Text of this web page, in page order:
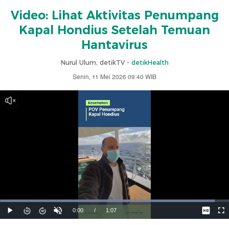
Video: Lihat Aktivitas Penumpang
Kapal Hondius Setelah Temuan
Hantavirus
Nurul Ulum, detikTV - detikHealth
Senin, 11 Mei 2026 09:40 WIB